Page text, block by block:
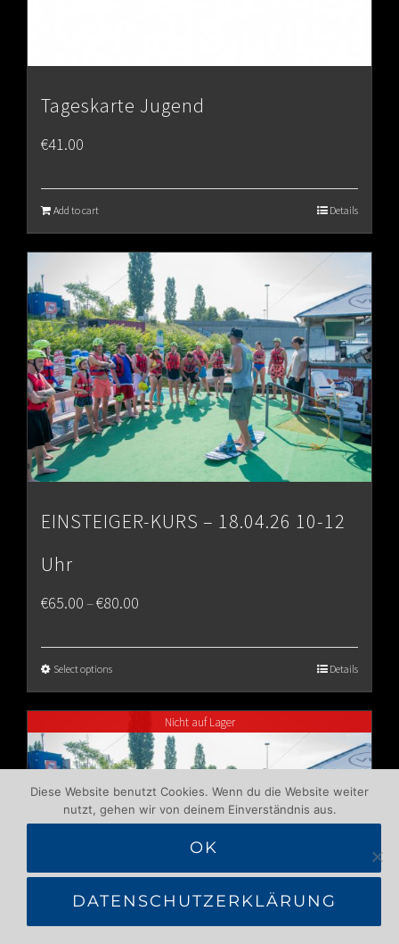
Tageskarte Jugend
€41.00
Add to cart Details
EINSTEIGER-KURS – 18.04.26 10-12
Uhr
€65.00–€80.00
€80.00
Select options Details
Nicht auf Lager
Diese Website benutzt Cookies. Wenn du die Website weiter
nutzt, gehen wir von deinem Einverständnis aus.
OK
DATENSCHUTZERKLÄRUNG